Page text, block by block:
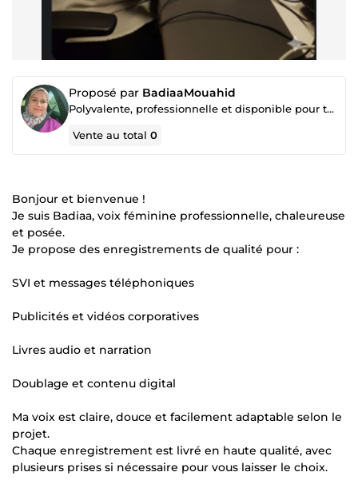
Proposé par BadiaaMouahid
Polyvalente, professionnelle et disponible pour tout vos projet voix francophone
Vente au total0
Bonjour et bienvenue !
Je suis Badiaa, voix féminine professionnelle, chaleureuse
et posée.
Je propose des enregistrements de qualité pour :
SVI et messages téléphoniques
Publicités et vidéos corporatives
Livres audio et narration
Doublage et contenu digital
Ma voix est claire, douce et facilement adaptable selon le
projet.
Chaque enregistrement est livré en haute qualité, avec
plusieurs prises si nécessaire pour vous laisser le choix.